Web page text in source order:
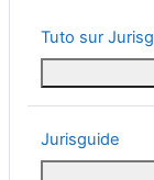
Tuto sur
Jurisguide